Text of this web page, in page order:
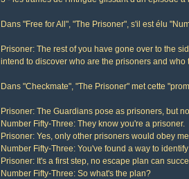
Dans "Free for All", "The Prisoner", s'il est élu
Prisoner: The rest of you have gone over to the
intend to discover who are the prisoners and
Dans "Checkmate", "The Prisoner" met cette
Prisoner: The Guardians pose as prisoners, but
Number Fifty-Three: They know you're a prisoner.
Prisoner: Yes, only other prisoners would obey
Number Fifty-Three: You've found a way to
Prisoner: It's a first step, no escape plan can
Number Fifty-Three: So what's the plan?